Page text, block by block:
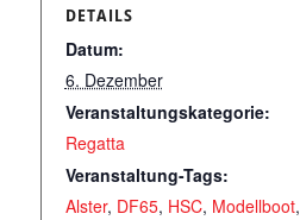
DETAILS
Datum:
6. Dezember
Veranstaltungskategorie:
Regatta
Veranstaltung-Tags:
Alster, DF65, HSC, Modellboot,